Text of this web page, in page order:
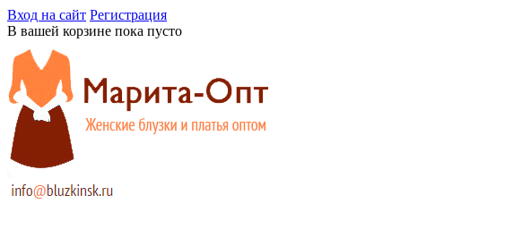
Вход на сайт Регистрация
В вашей корзине пока пусто